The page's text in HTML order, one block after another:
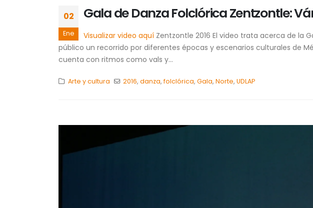
02
Ene
Gala de Danza Folclórica Zentzontle:
Visualizar video aquí Zentzontle 2016 El video trata acerca de la
público un recorrido por diferentes épocas y escenarios culturales de
cuenta con ritmos como vals y...
Arte y cultura 2016,danza,folclórica,Gala,Norte,UDLAP